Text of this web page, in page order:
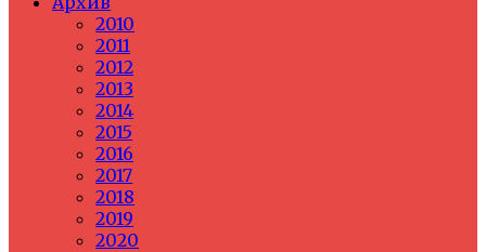
2010
2011
2012
2013
2014
2015
2016
2017
2018
2019
2020